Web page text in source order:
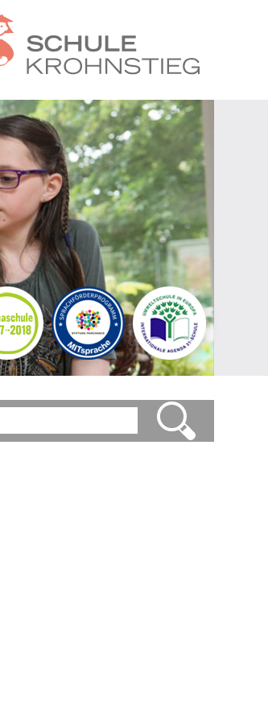
Startseite
Wer wir sind
Was wir tun
Ganztag
Unsere
Kontakt
Termine
Suche